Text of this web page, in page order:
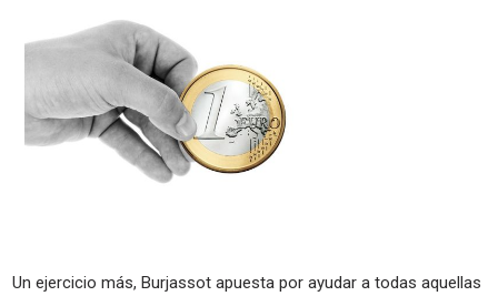
Un ejercicio más, Burjassot apuesta por ayudar a todas aquellas